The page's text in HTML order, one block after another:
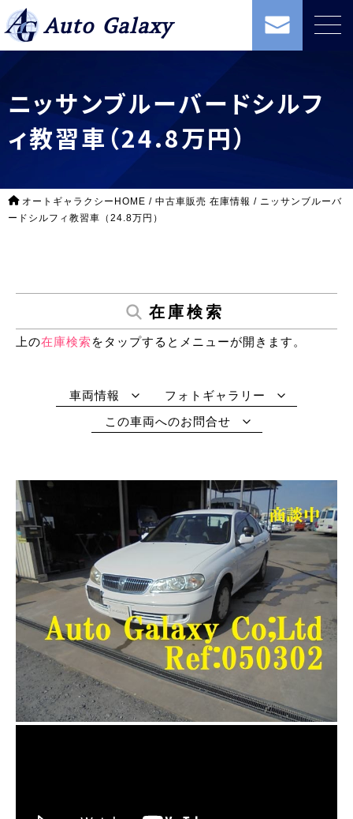
Auto Galaxy
ニッサンブルーバードシルフ
ィ教習車（24.8万円）
オートギャラクシーHOME / 中古車販売 在庫情報 / ニッサンブルーバ
ードシルフィ教習車（24.8万円）
在庫検索
上の在庫検索をタップするとメニューが開きます。
車両情報
フォトギャラリー
この車両へのお問合せ